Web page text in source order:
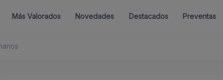
Más Valorados Novedades Destacados Preventas